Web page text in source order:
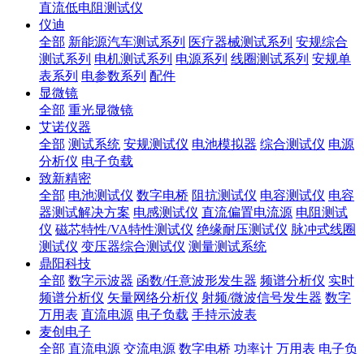
直流低电阻测试仪
仪迪
全部 新能源汽车测试系列 医疗器械测试系列 安规综合
测试系列 电机测试系列 电源系列 线圈测试系列 安规单
表系列 电参数系列 配件
显微镜
全部 重光显微镜
艾诺仪器
全部 测试系统 安规测试仪 电池模拟器 综合测试仪 电源
分析仪 电子负载
致新精密
全部 电池测试仪 数字电桥 阻抗测试仪 电容测试仪 电容
器测试解决方案 电感测试仪 直流偏置电流源 电阻测试
仪 磁芯特性/VA特性测试仪 绝缘耐压测试仪 脉冲式线圈
测试仪 变压器综合测试仪 测量测试系统
鼎阳科技
全部 数字示波器 函数/任意波形发生器 频谱分析仪 实时
频谱分析仪 矢量网络分析仪 射频/微波信号发生器 数字
万用表 直流电源 电子负载 手持示波表
麦创电子
全部 直流电源 交流电源 数字电桥 功率计 万用表 电子负